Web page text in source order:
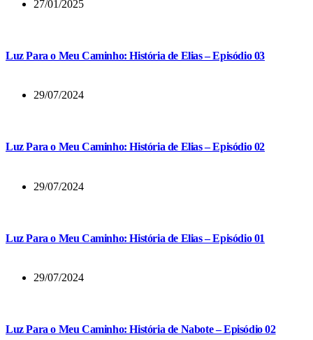
27/01/2025
Luz Para o Meu Caminho: História de Elias – Episódio 03
29/07/2024
Luz Para o Meu Caminho: História de Elias – Episódio 02
29/07/2024
Luz Para o Meu Caminho: História de Elias – Episódio 01
29/07/2024
Luz Para o Meu Caminho: História de Nabote – Episódio 02